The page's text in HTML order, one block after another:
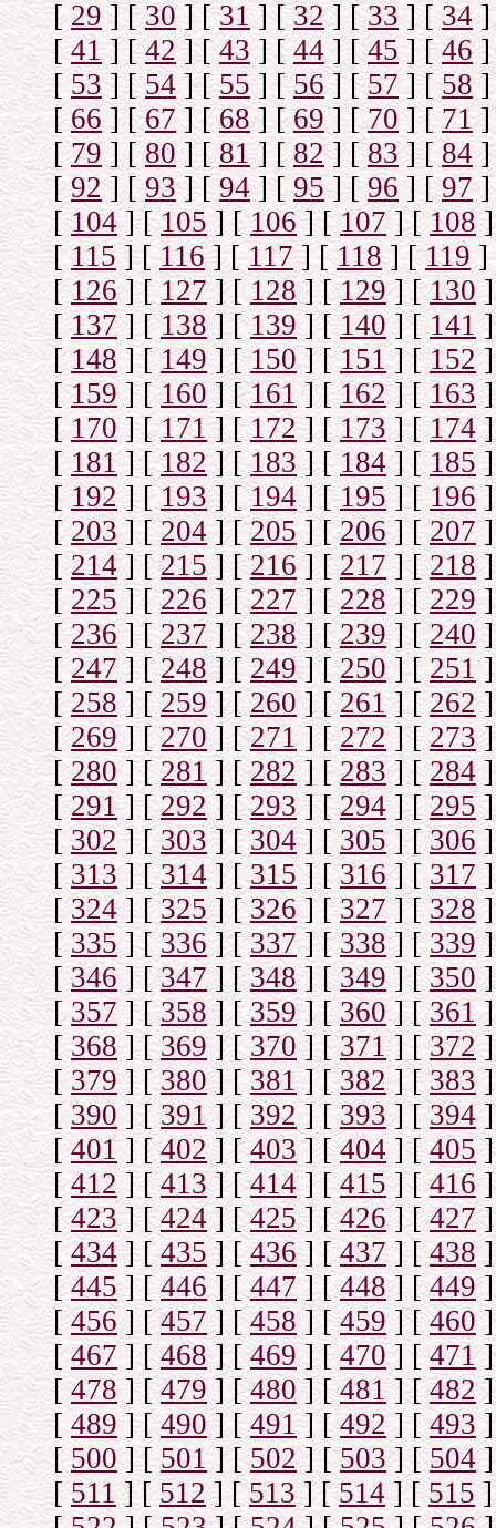
[29] [30] [31] [32] [33] [34]
[41] [42] [43] [44] [45] [46]
[53] [54] [55] [56] [57] [58]
[66] [67] [68] [69] [70] [71]
[79] [80] [81] [82] [83] [84]
[92] [93] [94] [95] [96] [97]
[104] [105] [106] [107] [108]
[ 115] [116] [117] [118] [119]
[126] [127] [128] [129] [130]
[137] [138] [139] [140] [ 141]
[148] [149] [150] [151] [152]
[159] [160] [161] [162] [163]
[170] [171] [172] [173] [174]
[181] [182] [183] [184] [185]
[192] [193] [194] [195] [ 196]
[203] [204] [205] [206] [207]
[214] [215] [216] [217] [218]
[225] [226] [227] [228] [229]
[236] [237] [238] [239] [240]
[247] [248] [249] [250] [251]
[258] [259] [ 260] [261] [262]
[269] [270] [271] [272] [273]
[280] [281] [282] [283] [284]
[291] [292] [293] [294] [295]
[302] [303] [304] [305] [306]
[313] [314] [315] [316] [317]
[324] [325] [326] [327] [ 328]
[335] [336] [337] [338] [339]
[346] [347] [348] [349] [350]
[357] [358] [359] [360] [361]
[368] [369] [370] [371] [372]
[379] [380] [381] [382] [ 383]
[390] [391] [392] [393] [394]
[401] [402] [403] [404] [405]
[412] [413] [414] [415] [416]
[423] [424] [425] [426] [427]
[434] [435] [436] [437] [438]
[445] [446] [447] [448] [449]
[456] [457] [458] [459] [460]
[467] [468] [469] [470] [471]
[478] [479] [480] [481] [482]
[489] [490] [491] [492] [493]
[500] [501] [502] [503] [504]
[511] [512] [513] [514] [515]